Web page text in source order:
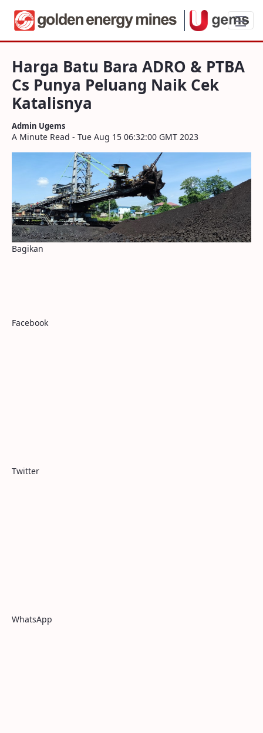
Harga Batu Bara ADRO & PTBA Cs
Harga Batu Bara ADRO & PTBA
Cs Punya Peluang Naik Cek
Katalisnya
Admin Ugems
A Minute Read - Tue Aug 15 06:32:00 GMT 2023
Bagikan
Facebook
Twitter
WhatsApp